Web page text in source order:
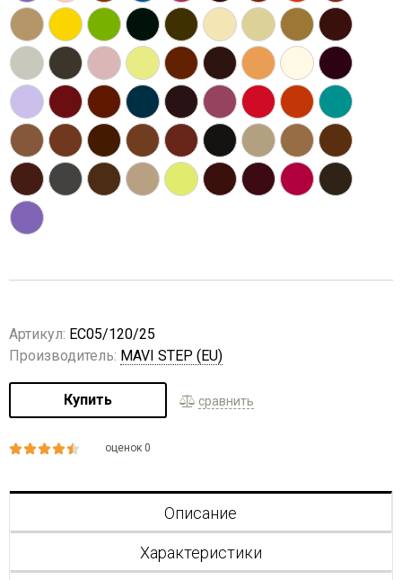
Артикул: EC05/120/25
Производитель: MAVI STEP (EU)
Купить сравнить
оценок 0
Описание
Характеристики